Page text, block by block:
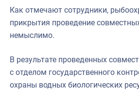
Как отмечают сотрудники,
прикрытия проведение
немыслимо.
В результате проведенных
с отделом государственного
охраны водных биологических